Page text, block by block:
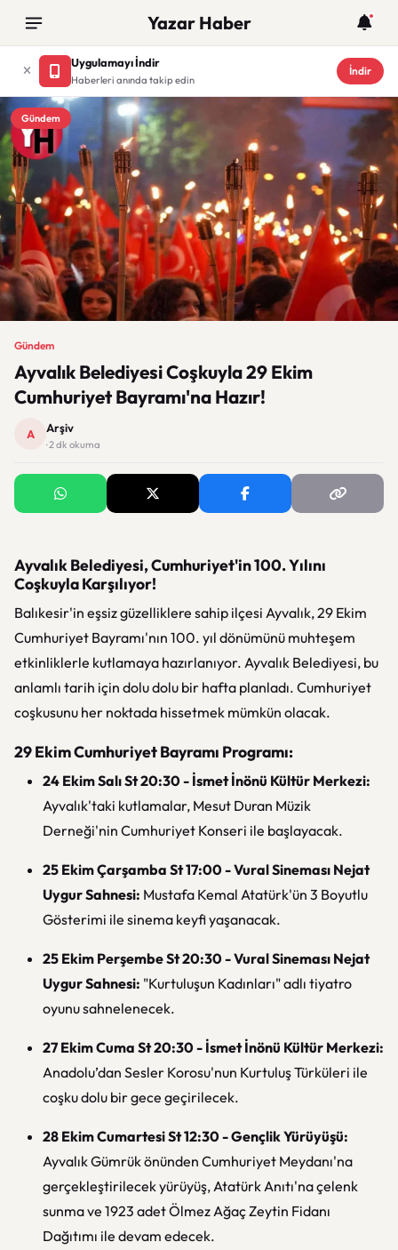
Yazar Haber
Uygulamayı İndir
Haberleri anında takip edin
İndir
Gündem
Gündem
Ayvalık Belediyesi Coşkuyla 29 Ekim
Cumhuriyet Bayramı'na Hazır!
A Arşiv
· 2 dk okuma
Ayvalık Belediyesi, Cumhuriyet'in 100. Yılını
Coşkuyla Karşılıyor!
Balıkesir'in eşsiz güzelliklere sahip ilçesi Ayvalık, 29 Ekim
Cumhuriyet Bayramı'nın 100. yıl dönümünü muhteşem
etkinliklerle kutlamaya hazırlanıyor. Ayvalık Belediyesi, bu
anlamlı tarih için dolu dolu bir hafta planladı. Cumhuriyet
coşkusunu her noktada hissetmek mümkün olacak.
29 Ekim Cumhuriyet Bayramı Programı:
24 Ekim Salı St 20:30 - İsmet İnönü Kültür Merkezi:
Ayvalık'taki kutlamalar, Mesut Duran Müzik
Derneği'nin Cumhuriyet Konseri ile başlayacak.
25 Ekim Çarşamba St 17:00 - Vural Sineması Nejat
Uygur Sahnesi: Mustafa Kemal Atatürk'ün 3 Boyutlu
Gösterimi ile sinema keyfi yaşanacak.
25 Ekim Perşembe St 20:30 - Vural Sineması Nejat
Uygur Sahnesi: "Kurtuluşun Kadınları" adlı tiyatro
oyunu sahnelenecek.
27 Ekim Cuma St 20:30 - İsmet İnönü Kültür Merkezi:
Anadolu’dan Sesler Korosu'nun Kurtuluş Türküleri ile
coşku dolu bir gece geçirilecek.
28 Ekim Cumartesi St 12:30 - Gençlik Yürüyüşü:
Ayvalık Gümrük önünden Cumhuriyet Meydanı'na
gerçekleştirilecek yürüyüş, Atatürk Anıtı'na çelenk
sunma ve 1923 adet Ölmez Ağaç Zeytin Fidanı
Dağıtımı ile devam edecek.